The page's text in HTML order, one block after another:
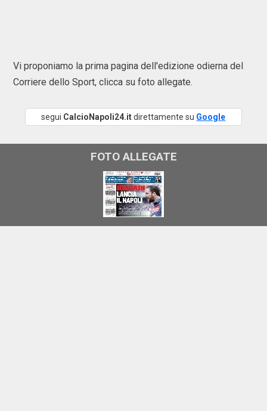
Vi proponiamo la prima pagina dell'edizione odierna del
Corriere dello Sport, clicca su foto allegate.
segui CalcioNapoli24.itdirettamente su Google
FOTO ALLEGATE